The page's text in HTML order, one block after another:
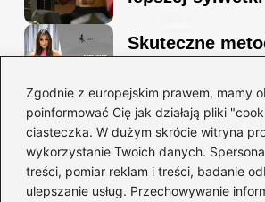
Zgodnie z europejskim prawem, mamy
poinformować Cię jak działają pliki
ciasteczka. W dużym skrócie witryna
wykorzystanie Twoich danych.
treści, pomiar reklam i treści, badanie
ulepszanie usług. Przechowywanie
Skuteczne
schudnąć i
sylwetkę w
Idealny
go do swojej